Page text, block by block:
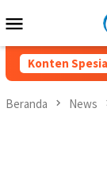
ke
Mobile
Konten
Solar
Beranda News